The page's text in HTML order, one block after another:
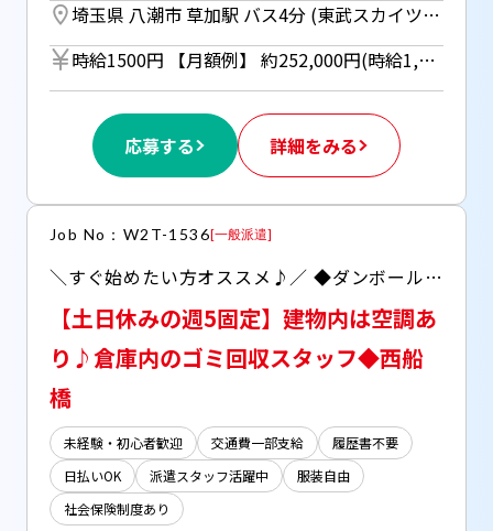
埼玉県 八潮市 草加駅 バス4分 (東武スカイツリーライン) ／ 八潮駅 バス11分 (つくばエクスプレス)
時給1500円 【月額例】 約252,000円(時給1,500円×実働8h×21日) ※月額例は一例であり、保証するものではありません。 ※草加、八潮駅からの路線バス料金（規定あり） ■日払いOK（所定労働時間の80％迄） ■給与は月1回の銀行振込となりますが、「JOBPAY（ジョブペイ）」の利用で就業当日に給料相当額の一部をセブン銀行や三菱UFJ銀行、コンビニ等のATMから受け取る事が可能です！※受取タイミングは自由だから週1回や月2回などの使い方もOK！ ◎『JOBPAY』はマイページにてカード発行手続き完了後より利用可能です♪ ⇒詳しくはお仕事紹介時に担当者までご相談ください
応募する 詳細をみる
Job No：W2T-1536[一般派遣]
＼すぐ始めたい方オススメ♪／ ◆ダンボールや梱包材などの回収作業 ◆空調完備でいつでも快適♪
【土日休みの週5固定】建物内は空調あ
り♪倉庫内のゴミ回収スタッフ◆西船
橋
未経験・初心者歓迎 交通費一部支給
履歴書不要
日払いOK
派遣スタッフ活躍中
服装自由
社会保険制度あり